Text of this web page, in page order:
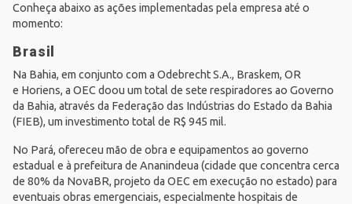
Conheça abaixo as ações implementadas pela empresa até o
momento:
Brasil
Na Bahia, em conjunto com a Odebrecht S.A., Braskem, OR
e Horiens, a OEC doou um total de sete respiradores ao Governo
da Bahia, através da Federação das Indústrias do Estado da Bahia
(FIEB), um investimento total de R$ 945 mil.
No Pará, ofereceu mão de obra e equipamentos ao governo
estadual e à prefeitura de Ananindeua (cidade que concentra cerca
de 80% da NovaBR, projeto da OEC em execução no estado) para
eventuais obras emergenciais, especialmente hospitais de